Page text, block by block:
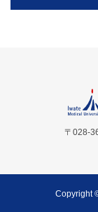
〒028-
Copyright